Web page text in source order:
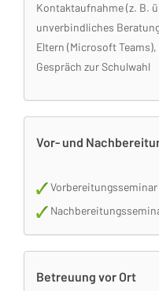
Kontaktaufnahme (z. B.
unverbindliches
Eltern (Microsoft
Gespräch zur Schulwahl
Vor- und
Betreuung vor Ort